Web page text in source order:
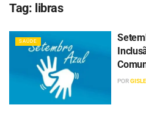
Tag: libras
SAÚDE
POR